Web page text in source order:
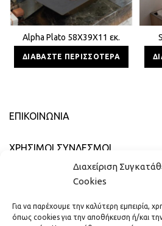
Διαχείριση
Cookies
Για να παρέχουμε την καλύτερη εμπειρία,
όπως cookies για την αποθήκευση ή/και
Alpha Plato 58Χ39Χ11 εκ.
ΔΙΑΒΆΣΤΕ ΠΕΡΙΣΣΌΤΕΡΑ
ΕΠΙΚΟΙΝΩΝΊΑ
ΧΡΗΣΙΜΟΙ ΣΥΝΔΕΣΜΟΙ
ΓΡΉΓΟΡΟ ΜΕΝΟΎ